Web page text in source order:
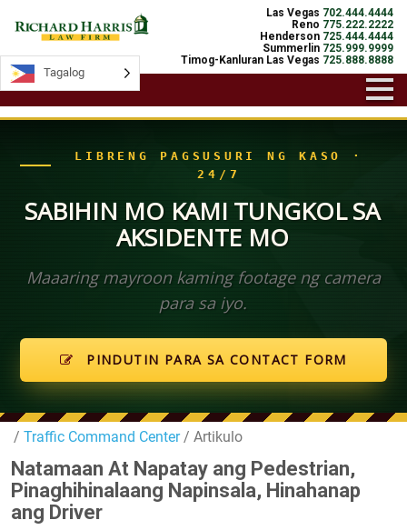
Las Vegas 702.444.4444
Reno 775.222.2222
Henderson 725.444.4444
Summerlin 725.999.9999
Timog-Kanluran Las Vegas 725.888.8888
LIBRENG PAGSUSURI NG KASO ·
24/7
SABIHIN MO KAMI TUNGKOL SA
AKSIDENTE MO
Maaaring mayroon kaming footage ng camera
para sa iyo.
PINDUTIN PARA SA CONTACT FORM
/ Traffic Command Center/ Artikulo
Natamaan At Napatay ang Pedestrian,
Pinaghihinalaang Napinsala, Hinahanap
ang Driver
Tagalog
Tagalog